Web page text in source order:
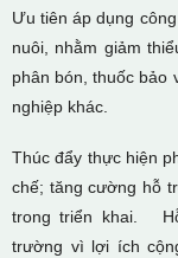
Ưu tiên áp dụng
nuôi, nhằm giảm
phân bón, thuốc bảo
nghiệp khác.
Thúc đẩy thực hiện
chế; tăng cường hỗ
trong triển khai.
trường vì lợi ích